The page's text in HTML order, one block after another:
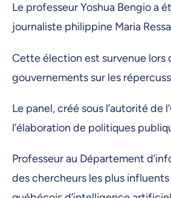
Le professeur Yoshua Bengio a
journaliste philippine Maria
Cette élection est survenue lors
gouvernements sur les
Le panel, créé sous l’autorité de
l’élaboration de politiques
Professeur au Département
des chercheurs les plus